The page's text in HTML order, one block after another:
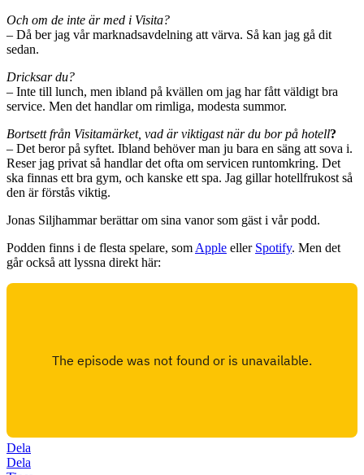
Och om de inte är med i Visita?
– Då ber jag vår marknadsavdelning att värva. Så kan jag gå dit
sedan.
Dricksar du?
– Inte till lunch, men ibland på kvällen om jag har fått väldigt bra
service. Men det handlar om rimliga, modesta summor.
Bortsett från Visitamärket, vad är viktigast när du bor på hotell?
– Det beror på syftet. Ibland behöver man ju bara en säng att sova i.
Reser jag privat så handlar det ofta om servicen runtomkring. Det
ska finnas ett bra gym, och kanske ett spa. Jag gillar hotellfrukost så
den är förstås viktig.
Jonas Siljhammar berättar om sina vanor som gäst i vår podd.
Podden finns i de flesta spelare, som Apple eller Spotify. Men det
går också att lyssna direkt här:
Dela
Dela